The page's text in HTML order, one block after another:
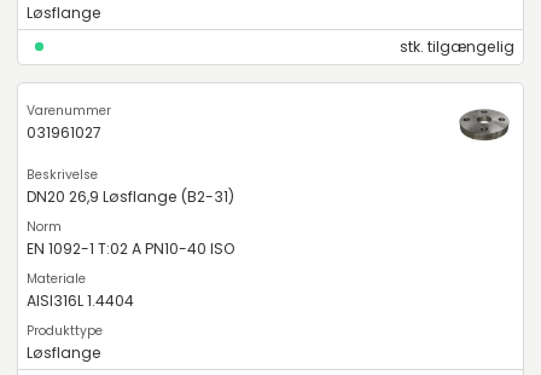
Løsflange
stk. tilgængelig
031961027
DN20 26,9 Løsflange (B2-31)
EN 1092-1 T:02 A PN10-40 ISO
AISI316L 1.4404
Løsflange